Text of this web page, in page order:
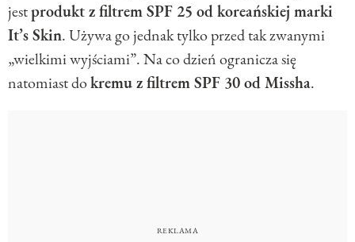
jestprodukt z filtrem SPF 25 od koreańskiej marki
It’s Skin. Używa go jednak tylko przed tak zwanymi
„wielkimi wyjściami”. Na co dzień ogranicza się
natomiast dokremu z filtrem SPF 30 od Missha.